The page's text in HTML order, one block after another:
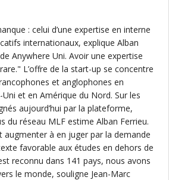
: celui d’une expertise en interne
internationaux, explique Alban
Anywhere Uni. Avoir une expertise
L’offre de la start-up se concentre
et anglophones en
et en Amérique du Nord. Sur les
aujourd’hui par la plateforme,
du réseau MLF estime Alban Ferrieu.
augmenter à en juger par la demande
favorable aux études en dehors de
reconnu dans 141 pays, nous avons
le monde, souligne Jean-Marc